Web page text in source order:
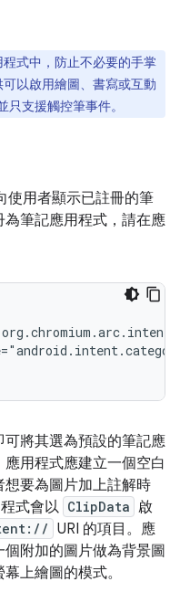
式中，防止不必要的手掌
以啟用繪圖、書寫或互動
支援觸控筆事件。
使用者顯示已註冊的筆
筆記應用程式，請在應
將其選為預設的筆記應
用程式應建立一個空白
要為圖片加上註解時
式會以 ClipData 啟
URI 的項目。應
附加的圖片做為背景圖
上繪圖的模式。